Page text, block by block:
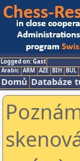
Logged on: Gast
Arabic ARM AZE BIH BUL
Domů Databáze